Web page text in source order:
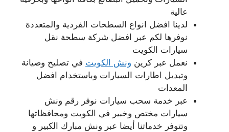
عالية
لدينا افضل انواع السطحات الفردية والمتعددة
نوفرها لكم عبر افضل شركة سطحة نقل
سيارات الكويت
نعمل عبر كرين ونش الكويت في تصليح وصيانة
وتبديل اطارات السيارات وباستخدام افضل
المعدات
عبر خدمة سحب سيارات نوفر رقم ونش
سيارات مختص وخبير في الكويت ومحافظاتها
وتتوفر خدماتنا أيضا عبر ونش مبارك الكبير و